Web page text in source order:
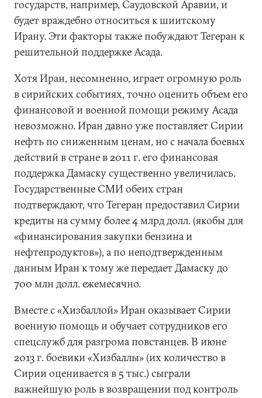
государств, например, Саудовской Аравии, и
будет враждебно относиться к шиитскому
Ирану. Эти факторы также побуждают Тегеран к
решительной поддержке Асада.
Хотя Иран, несомненно, играет огромную роль
в сирийских событиях, точно оценить объем его
финансовой и военной помощи режиму Асада
невозможно. Иран давно уже поставляет Сирии
нефть по сниженным ценам, но с начала боевых
действий в стране в 2011 г. его финансовая
поддержка Дамаску существенно увеличилась.
Государственные СМИ обеих стран
подтверждают, что Тегеран предоставил Сирии
кредиты на сумму более 4 млрд долл. (якобы для
«финансирования закупки бензина и
нефтепродуктов»), а по неподтвержденным
данным Иран к тому же передает Дамаску до
700 млн долл. ежемесячно.
Вместе с «Хизбаллой» Иран оказывает Сирии
военную помощь и обучает сотрудников его
спецслужб для разгрома повстанцев. В июне
2013 г. боевики «Хизбаллы» (их количество в
Сирии оценивается в 5 тыс.) сыграли
важнейшую роль в возвращении под контроль